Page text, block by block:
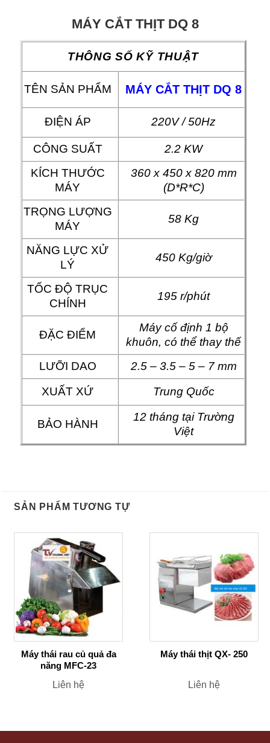
MÁY CẮT THỊT DQ 8
THÔNG SỐ KỸ THUẬT
TÊN SẢN PHẨM MÁY CẮT THỊT DQ 8
ĐIỆN ÁP 220V / 50Hz
CÔNG SUẤT
2.2 KW
KÍCH THƯỚC
MÁY
360 x 450 x 820 mm
(D*R*C)
TRỌNG LƯỢNG
MÁY
58 Kg
NĂNG LỰC XỬ
LÝ
450 Kg/giờ
TỐC ĐỘ TRỤC
CHÍNH
195 r/phút
ĐẶC ĐIỂM
Máy cố định 1 bộ
khuôn, có thể thay thế
LƯỠI DAO
2.5 – 3.5 – 5 – 7 mm
XUẤT XỨ
Trung Quốc
BẢO HÀNH
12 tháng tại Trường
Việt
SẢN PHẨM TƯƠNG TỰ
Máy thái rau củ quả đa
năng MFC-23
Liên hệ
Máy thái thịt QX- 250
Liên hệ